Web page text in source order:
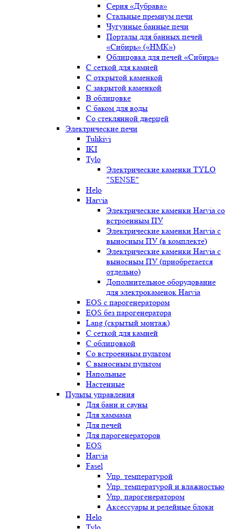
Серия «Дубрава»
Стальные премиум печи
Чугунные банные печи
Порталы для банных печей
«Сибирь» («НМК»)
Облицовка для печей «Сибирь»
С сеткой для камней
С открытой каменкой
С закрытой каменкой
В облицовке
С баком для воды
Со стеклянной дверцей
Электрические печи
Tulikivi
IKI
Tylo
Электрические каменки TYLO
"SENSE"
Helo
Harvia
Электрические каменки Harvia со
встроенным ПУ
Электрические каменки Harvia с
выносным ПУ (в комплекте)
Электрические каменки Harvia с
выносным ПУ (приобретается
отдельно)
Дополнительное оборудование
для электрокаменок Harvia
EOS с парогенератором
EOS без парогенератора
Lang (скрытый монтаж)
С сеткой для камней
С облицовкой
Со встроенным пультом
С выносным пультом
Напольные
Настенные
Пульты управления
Для бани и сауны
Для хаммама
Для печей
Для парогенераторов
EOS
Harvia
Fasel
Упр. температурой
Упр. температурой и влажностью
Упр. парогенератором
Аксессуары и релейные блоки
Helo